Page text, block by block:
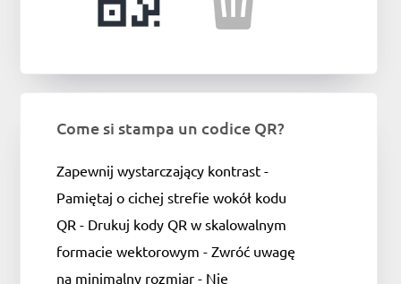
Come si stampa un codice QR?
Zapewnij wystarczający kontrast -
Pamiętaj o cichej strefie wokół kodu
QR - Drukuj kody QR w skalowalnym
formacie wektorowym - Zwróć uwagę
na minimalny rozmiar - Nie